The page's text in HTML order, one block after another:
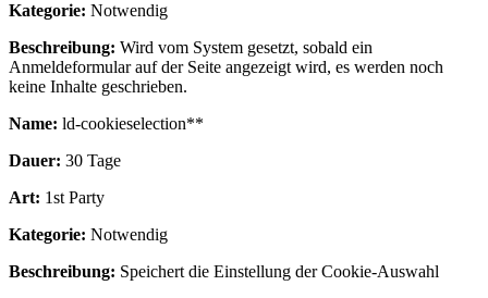
Kategorie: Notwendig
Beschreibung: Wird vom System gesetzt, sobald ein
Anmeldeformular auf der Seite angezeigt wird, es werden noch
keine Inhalte geschrieben.
Name: ld-cookieselection**
Dauer: 30 Tage
Art: 1st Party
Kategorie: Notwendig
Beschreibung: Speichert die Einstellung der Cookie-Auswahl